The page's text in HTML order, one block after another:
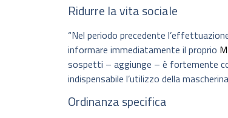
Ridurre la vita sociale
“Nel periodo precedente
informare immediatamente il proprio
sospetti – aggiunge – è fortemente
indispensabile l’utilizzo della
Ordinanza specifica